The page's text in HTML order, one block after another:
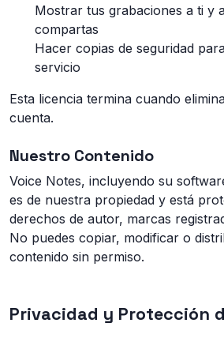
Mostrar tus grabaciones a ti y
compartas
Hacer copias de seguridad
servicio
Esta licencia termina cuando
cuenta.
Nuestro Contenido
Voice Notes, incluyendo su
es de nuestra propiedad y está
derechos de autor, marcas
No puedes copiar, modificar o
contenido sin permiso.
Privacidad y Protección